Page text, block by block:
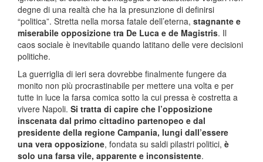
degne di una realtà che ha la presunzione di definirsi
“politica”. Stretta nella morsa fatale dell’eterna, stagnante e
miserabile opposizione tra De Luca e de Magistris. Il
caos sociale è inevitabile quando latitano delle vere decisioni
politiche.
La guerriglia di ieri sera dovrebbe finalmente fungere da
monito non più procrastinabile per mettere una volta e per
tutte in luce la farsa comica sotto la cui pressa è costretta a
vivere Napoli. Si tratta di capire che l’opposizione
inscenata dal primo cittadino partenopeo e dal
presidente della regione Campania, lungi dall’essere
una vera opposizione, fondata su saldi pilastri politici, è
solo una farsa vile, apparente e inconsistente.